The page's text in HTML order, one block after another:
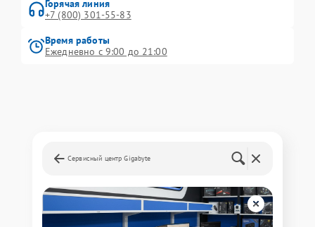
Горячая линия
+7 (800) 301-55-83
Время работы
Ежедневно с 9:00 до 21:00
Сервисный центр Gigabyte